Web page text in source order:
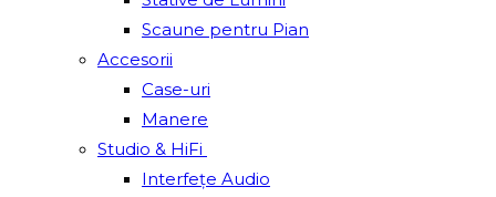
Scaune pentru Pian
Accesorii
Case-uri
Manere
Studio & HiFi
Interfețe Audio